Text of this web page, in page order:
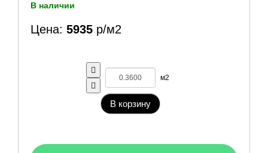
В наличии
Цена: 5935 р/м2
м2
В корзину